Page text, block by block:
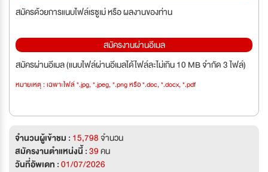
สมัครด้วยการแนบไฟล์เรซูเม่ หรือ ผลงานของท่าน
สมัครงานผ่านอีเมล
สมัครผ่านอีเมล (แนบไฟล์ผ่านอีเมลได้ไฟล์ละไม่เกิน 10 MB จำกัด 3 ไฟล์)
หมายเหตุ : เฉพาะไฟล์ *.jpg, *.jpeg, *.png หรือ *.doc, *.docx, *.pdf
จำนวนผู้เข้าชม : 15,798จำนวน
สมัครงานตำแหน่งนี้ :39คน
วันที่อัพเดท :01/07/2026